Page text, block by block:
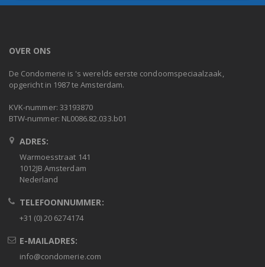
OVER ONS
De Condomerie is 's werelds eerste condoomspeciaalzaak,
opgericht in 1987 te Amsterdam.
KVK-nummer: 33193870
BTW-nummer: NL0086.82.033.b01
ADRES:
Warmoesstraat 141
1012JB Amsterdam
Nederland
TELEFOONNUMMER:
+31 (0) 20 6274174
E-MAILADRES:
info@condomerie.com